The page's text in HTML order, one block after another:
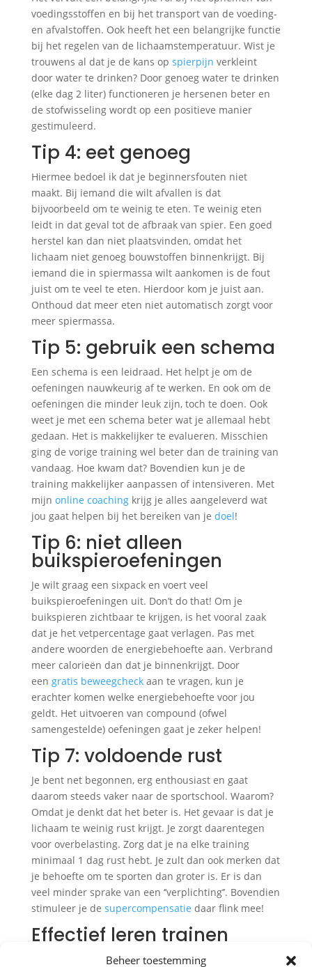
Beheer toestemming
voedingsstoffen en bij het transport van de voeding-
en afvalstoffen. Ook heeft het een belangrijke functie
bij het regelen van de lichaamstemperatuur. Wist je
trouwens al dat je de kans op spierpijn verkleint
door water te drinken? Door genoeg water te drinken
(elke dag 2 liter) functioneren je hersenen beter en
de stofwisseling wordt op een positieve manier
gestimuleerd.
Tip 4: eet genoeg
Hiermee bedoel ik dat je beginnersfouten niet
maakt. Bij iemand die wilt afvallen is dat
bijvoorbeeld om te weinig te eten. Te weinig eten
leidt in dat geval tot de afbraak van spier. Een goed
herstel kan dan niet plaatsvinden, omdat het
lichaam niet genoeg bouwstoffen binnenkrijgt. Bij
iemand die in spiermassa wilt aankomen is de fout
juist om te veel te eten. Hierdoor kom je juist aan.
Onthoud dat meer eten niet automatisch zorgt voor
meer spiermassa.
Tip 5: gebruik een schema
Een schema is een leidraad. Het helpt je om de
oefeningen nauwkeurig af te werken. En ook om de
oefeningen die minder leuk zijn, toch te doen. Ook
weet je met een schema beter wat je allemaal hebt
gedaan. Het is makkelijker te evalueren. Misschien
ging de vorige training wel beter dan de training van
vandaag. Hoe kwam dat? Bovendien kun je de
training makkelijker aanpassen of intensiveren. Met
mijn online coachingkrijg je alles aangeleverd wat
jou gaat helpen bij het bereiken van je doel!
Tip 6: niet alleen
buikspieroefeningen
Je wilt graag een sixpack en voert veel
buikspieroefeningen uit. Don’t do that! Om je
buikspieren zichtbaar te krijgen, is het vooral zaak
dat je het vetpercentage gaat verlagen. Pas met
andere woorden de energiebehoefte aan. Verbrand
meer calorieën dan dat je binnenkrijgt. Door
een gratis beweegcheckaan te vragen, kun je
erachter komen welke energiebehoefte voor jou
geldt. Het uitvoeren van compound (ofwel
samengestelde) oefeningen gaat je zeker helpen!
Tip 7: voldoende rust
Je bent net begonnen, erg enthousiast en gaat
daarom steeds vaker naar de sportschool. Waarom?
Omdat je denkt dat het beter is. Het gevaar is dat je
lichaam te weinig rust krijgt. Je zorgt daarentegen
voor overbelasting. Zorg dat je na elke training
minimaal 1 dag rust hebt. Je zult dan ook merken dat
je behoefte om te sporten dan groter is. Er is dan
veel minder sprake van een ‘’verplichting’’. Bovendien
stimuleer je de supercompensatie daar flink mee!
Effectief leren trainen
Beter trainen is effectiever trainen. Niet alleen gaat